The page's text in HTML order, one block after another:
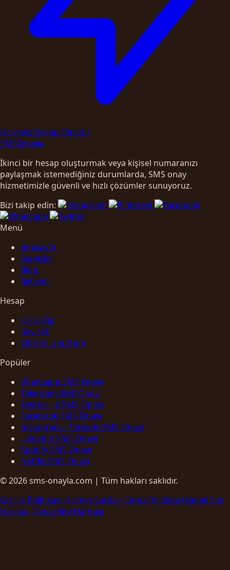
Ücretsiz Hesap Oluştur
SMSOnayla
İkinci bir hesap oluşturmak veya kişisel numaranızı
paylaşmak istemediğiniz durumlarda, SMS onay
hizmetimizle güvenli ve hızlı çözümler sunuyoruz.
Bizi takip edin:
Menü
Anasayfa
Servisler
Blog
İletişim
Hesap
Giriş Yap
Kayıt Ol
Şifremi Unuttum
Popüler
Whatsapp SMS Onayı
Telegram SMS Onayı
Twitter - X SMS Onayı
Facebook SMS Onayı
Instagram - Threads SMS Onayı
LinkedIn SMS Onayı
Spotify SMS Onayı
Netflix SMS Onayı
© 2026 sms-onayla.com | Tüm hakları saklıdır.
Gizlilik Politikası Hizmet Şartları Çerez Politikası Genel Site
Haritası Detay Site Haritası